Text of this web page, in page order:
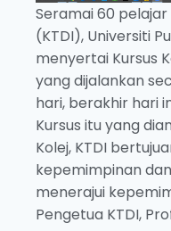
Seramai 60 pelajar
(KTDI), Universiti
menyertai Kursus
yang dijalankan
hari, berakhir hari
Kursus itu yang
Kolej, KTDI
kepemimpinan
menerajui
Pengetua KTDI,